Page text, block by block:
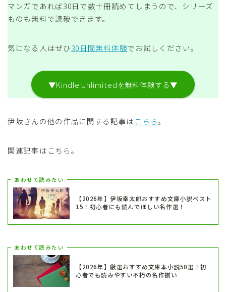
マンガであれば30日で数十冊読めてしまうので、シリーズ
ものも無料で読破できます。
気になる人はぜひ30日間無料体験でお試しください。
▼Kindle Unlimitedを無料体験する▼
伊坂さんの他の作品に関する記事は こちら。
関連記事はこちら。
あわせて読みたい
【2026年】伊坂幸太郎おすすめ文庫小説ベスト
15！初心者にも読んでほしい名作選！
あわせて読みたい
【2026年】厳選おすすめ文庫本小説50選！初
心者でも読みやすい不朽の名作揃い